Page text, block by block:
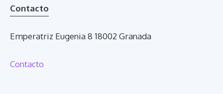
Contacto
Emperatriz Eugenia 8 18002 Granada
Contacto